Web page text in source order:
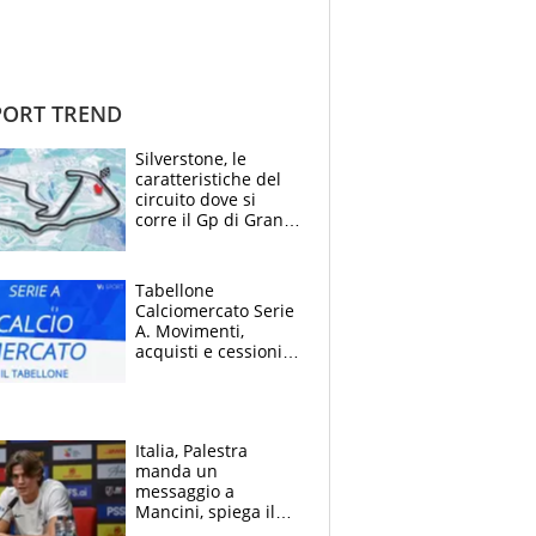
TREND
Silverstone, le
caratteristiche del
circuito dove si
corre il Gp di Gran
Tabellone
Calciomercato Serie
A. Movimenti,
acquisti e cessioni:
Italia, Palestra
manda un
messaggio a
Mancini, spiega il